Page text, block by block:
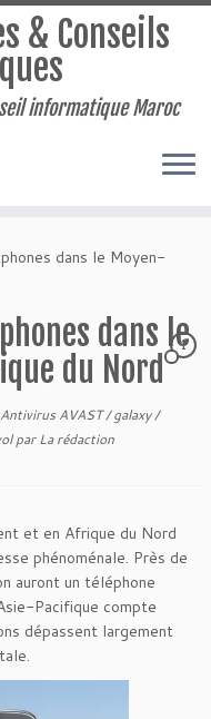
& Conseils
informatique Maroc
dans le Moyen-
dans le
du Nord
1
Antivirus AVAST/galaxy/
parLa rédaction
et en Afrique du Nord
phénoménale. Près de
auront un téléphone
Pacifique compte
dépassent largement